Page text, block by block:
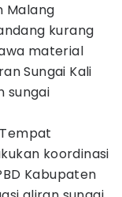
Malang
kurang
material
Sungai Kali
sungai
koordinasi
Kabupaten